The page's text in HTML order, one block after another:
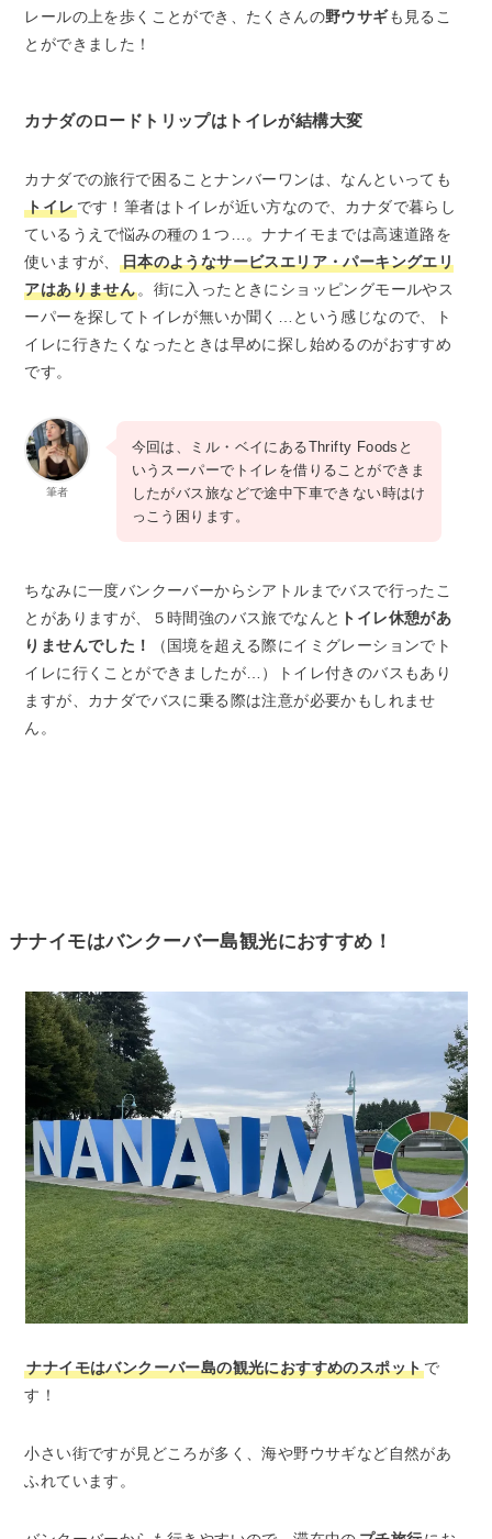
レールの上を歩くことができ、たくさんの野ウサギも見るこ
とができました！
カナダのロードトリップはトイレが結構大変
カナダでの旅行で困ることナンバーワンは、なんといっても
トイレです！筆者はトイレが近い方なので、カナダで暮らし
ているうえで悩みの種の１つ…。ナナイモまでは高速道路を
使いますが、
日本のようなサービスエリア・パーキングエリ
アはありません 。街に入ったときにショッピングモールやス
ーパーを探してトイレが無いか聞く…という感じなので、ト
イレに行きたくなったときは早めに探し始めるのがおすすめ
です。
筆者
今回は、ミル・ベイにあるThrifty Foodsと
いうスーパーでトイレを借りることができま
したがバス旅などで途中下車できない時はけ
っこう困ります。
ちなみに一度バンクーバーからシアトルまでバスで行ったこ
とがありますが、５時間強のバス旅でなんと トイレ休憩があ
りませんでした！
（国境を超える際にイミグレーションでト
イレに行くことができましたが…）トイレ付きのバスもあり
ますが、カナダでバスに乗る際は注意が必要かもしれませ
ん。
ナナイモはバンクーバー島観光におすすめ！
ナナイモはバンクーバー島の観光におすすめのスポットで
す！
小さい街ですが見どころが多く、海や野ウサギなど自然があ
ふれています。